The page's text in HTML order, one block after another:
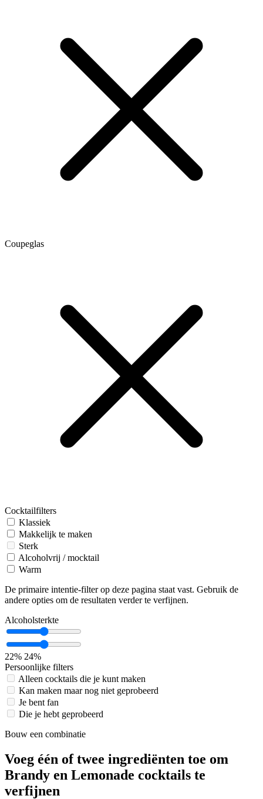
Coupeglas
Cocktailfilters
Klassiek
Makkelijk te maken
Sterk
Alcoholvrij / mocktail
Warm
De primaire intentie-filter op deze pagina staat vast. Gebruik de
andere opties om de resultaten verder te verfijnen.
Alcoholsterkte
22% 24%
Persoonlijke filters
Alleen cocktails die je kunt maken
Kan maken maar nog niet geprobeerd
Je bent fan
Die je hebt geprobeerd
Bouw een combinatie
Voeg één of twee ingrediënten toe om
Brandy en Lemonade cocktails te
verfijnen